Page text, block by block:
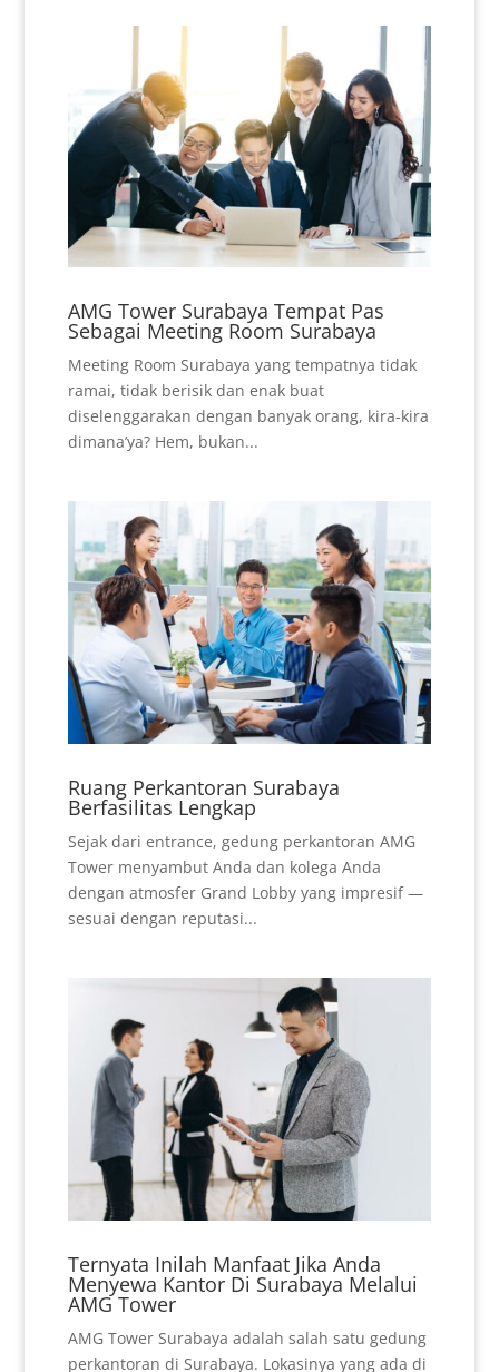
AMG Tower Surabaya Tempat Pas
Sebagai Meeting Room Surabaya
Meeting Room Surabaya yang tempatnya tidak
ramai, tidak berisik dan enak buat
diselenggarakan dengan banyak orang, kira-kira
dimana’ya? Hem, bukan...
Ruang Perkantoran Surabaya
Berfasilitas Lengkap
Sejak dari entrance, gedung perkantoran AMG
Tower menyambut Anda dan kolega Anda
dengan atmosfer Grand Lobby yang impresif —
sesuai dengan reputasi...
Ternyata Inilah Manfaat Jika Anda
Menyewa Kantor Di Surabaya Melalui
AMG Tower
AMG Tower Surabaya adalah salah satu gedung
perkantoran di Surabaya. Lokasinya yang ada di